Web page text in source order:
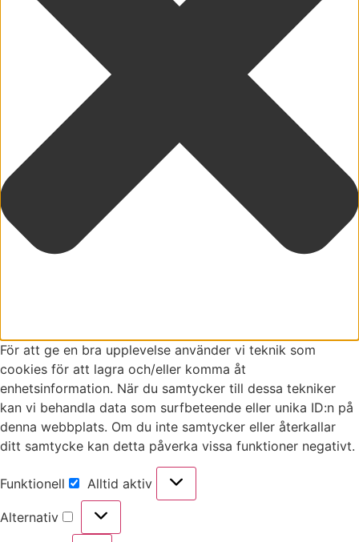
För att ge en bra upplevelse använder vi teknik som
cookies för att lagra och/eller komma åt
enhetsinformation. När du samtycker till dessa tekniker
kan vi behandla data som surfbeteende eller unika ID:n på
denna webbplats. Om du inte samtycker eller återkallar
ditt samtycke kan detta påverka vissa funktioner negativt.
Funktionell Alltid aktiv
Alternativ